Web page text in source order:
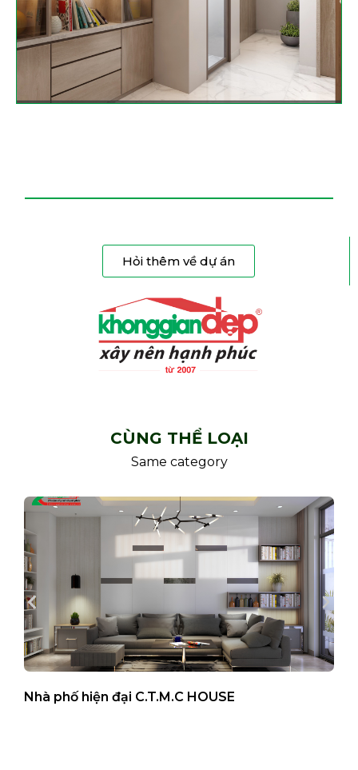
Hỏi thêm về dự án
CÙNG THỂ LOẠI
Same category
Nhà phố hiện đại C.T.M.C HOUSE